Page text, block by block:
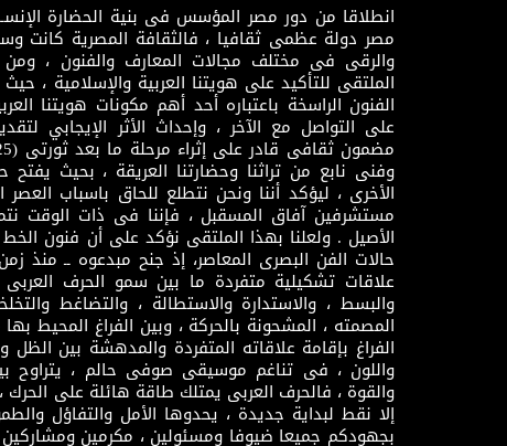
انطلاقا من دور مصر المؤسس فى بنية الحضارة
مصر دولة عظمى ثقافيا ، فالثقافة المصرية كانت
والرقى فى مختلف مجالات المعارف والفنون ،
الملتقى للتأكيد على هويتنا العربية والإسلامية ،
الفنون الراسخة باعتباره أحد أهم مكونات هويتنا
على التواصل مع الآخر ، وإحداث الأثر الإيجابي
وفنى نابع من تراثنا وحضارتنا العريقة ، بحيث يفتح
الأخرى ، ليؤكد أننا ونحن نتطلع للحاق باسباب
مستشرفين آفاق المسقبل ، فإننا فى ذات الوقت
الأصيل . ولعلنا بهذا الملتقى نؤكد على أن فنون
حالات الفن البصرى المعاصر، إذ جنح مبدعوه ــ منذ
علاقات تشكيلية متفردة ما بين سمو الحرف
والبسط ، والاستدارة والاستطالة ، والتضاغط
المصمته ، المشحونة بالحركة ، وبين الفراغ المحيط
الفراغ بإقامة علاقاته المتفردة والمدهشة بين الظل
واللون ، فى تناغم موسيقى صوفى حالم ، يتراوح
والقوة ، فالحرف العربى يمتلك طاقة هائلة على
إلا نقط لبداية جديدة ، يحدوها الأمل والتفاؤل
بجهودكم جميعا ضيوفا ومسئولين ، مكرمين